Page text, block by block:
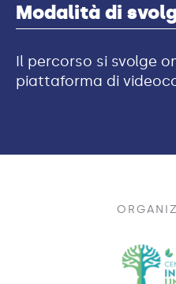
Modalità di
Il percorso si svolge
piattaforma di